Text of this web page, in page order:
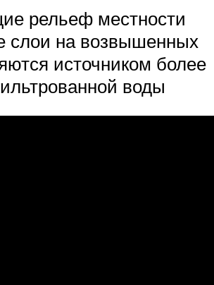
рельеф местности
слои на возвышенных
источником более
воды